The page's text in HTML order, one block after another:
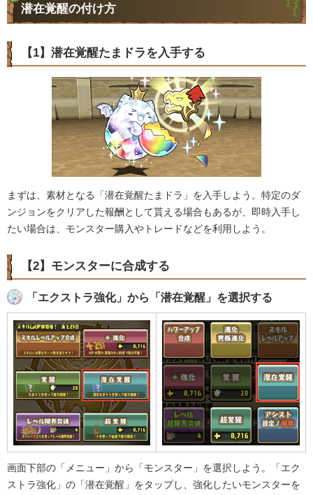
潜在覚醒の付け方
【1】潜在覚醒たまドラを入手する
まずは、素材となる「潜在覚醒たまドラ」を入手しよう。特定のダ
ンジョンをクリアした報酬として貰える場合もあるが、即時入手し
たい場合は、モンスター購入やトレードなどを利用しよう。
【2】モンスターに合成する
「エクストラ強化」から「潜在覚醒」を選択する
画面下部の「メニュー」から「モンスター」を選択しよう。「エク
ストラ強化」の「潜在覚醒」をタップし、強化したいモンスターを